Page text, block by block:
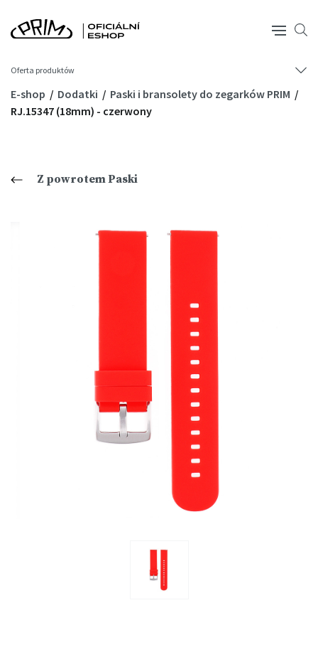
Oferta produktów
E-shop Dodatki
Paski i bransolety do zegarków PRIM
RJ.15347 (18mm) - czerwony
Z powrotem Paski